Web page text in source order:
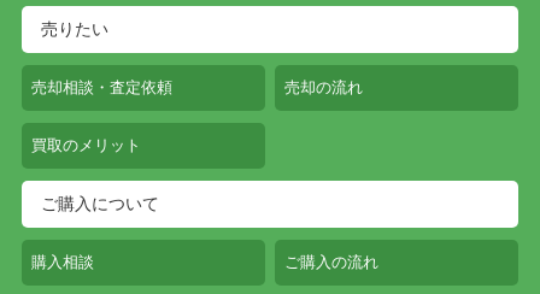
売りたい
売却相談・査定依頼 売却の流れ
買取のメリット
ご購入について
購入相談 ご購入の流れ